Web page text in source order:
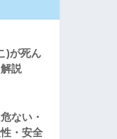
)が死ん
説
ない・
・安全